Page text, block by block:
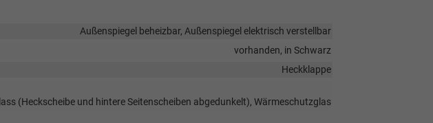
Außenspiegel beheizbar, Außenspiegel elektrisch verstellbar
vorhanden, in Schwarz
Heckklappe
(Heckscheibe und hintere Seitenscheiben abgedunkelt), Wärmeschutzglas